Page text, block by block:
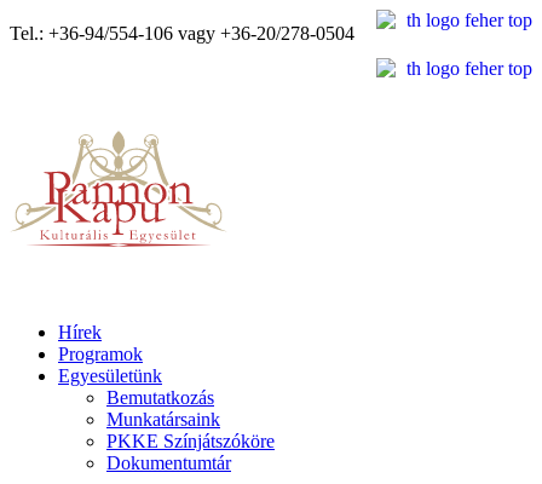
Tel.: +36-94/554-106 vagy +36-20/278-0504
Hírek
Programok
Egyesületünk
Bemutatkozás
Munkatársaink
PKKE Színjátszóköre
Dokumentumtár